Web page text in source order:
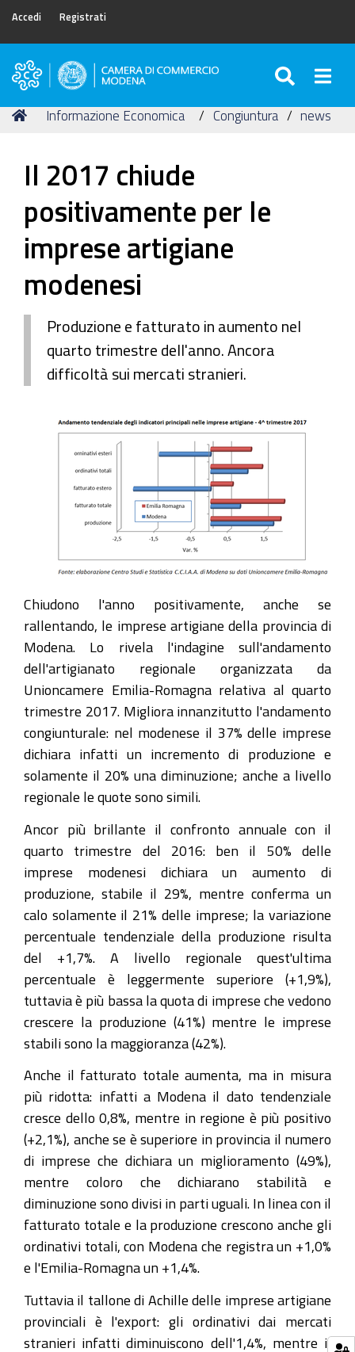
Accedi Registrati
Camera
Commercio
Tu
Home
Informazione Economica Congiuntura news
Il 2017 chiude
positivamente per le
imprese artigiane
modenesi
Produzione e fatturato in aumento nel
quarto trimestre dell'anno. Ancora
difficoltà sui mercati stranieri.
Chiudono l'anno positivamente, anche se
rallentando, le imprese artigiane della provincia di
Modena. Lo rivela l'indagine sull'andamento
dell'artigianato regionale organizzata da
Unioncamere Emilia-Romagna relativa al quarto
trimestre 2017. Migliora innanzitutto l'andamento
congiunturale: nel modenese il 37% delle imprese
dichiara infatti un incremento di produzione e
solamente il 20% una diminuzione; anche a livello
regionale le quote sono simili.
Ancor più brillante il confronto annuale con il
quarto trimestre del 2016: ben il 50% delle
imprese modenesi dichiara un aumento di
produzione, stabile il 29%, mentre conferma un
calo solamente il 21% delle imprese; la variazione
percentuale tendenziale della produzione risulta
del +1,7%. A livello regionale quest'ultima
percentuale è leggermente superiore (+1,9%),
tuttavia è più bassa la quota di imprese che vedono
crescere la produzione (41%) mentre le imprese
stabili sono la maggioranza (42%).
Anche il fatturato totale aumenta, ma in misura
più ridotta: infatti a Modena il dato tendenziale
cresce dello 0,8%, mentre in regione è più positivo
(+2,1%), anche se è superiore in provincia il numero
di imprese che dichiara un miglioramento (49%),
mentre coloro che dichiarano stabilità e
diminuzione sono divisi in parti uguali. In linea con il
fatturato totale e la produzione crescono anche gli
ordinativi totali, con Modena che registra un +1,0%
e l'Emilia-Romagna un +1,4%.
Tuttavia il tallone di Achille delle imprese artigiane
provinciali è l'export: gli ordinativi dai mercati
stranieri infatti diminuiscono dell'1,4%, mentre il